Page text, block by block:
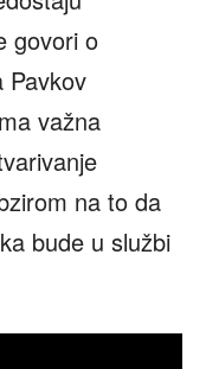
govori o
Pavkov
važna
na to da
bude u službi